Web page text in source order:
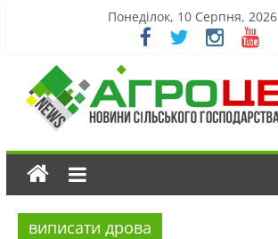
Понеділок, 10 Серпня, 2026
виписати дрова